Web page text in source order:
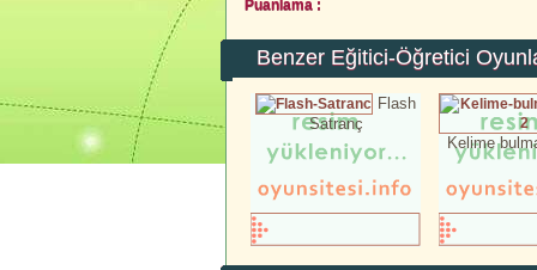
Puanlama :
Benzer Eğitici-Öğretici
Flash
Satranç
Kelime